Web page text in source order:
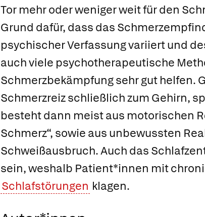
Tor mehr oder weniger weit für den
Grund dafür, dass das
psychischer Verfassung variiert und
auch viele psychotherapeutische
Schmerzbekämpfung sehr gut helfen.
Schmerzreiz schließlich zum Gehirn,
besteht dann meist aus motorischen
Schmerz“, sowie aus unbewussten
Schweißausbruch. Auch das
sein, weshalb Patient*innen mit
Schlafstörungen klagen.